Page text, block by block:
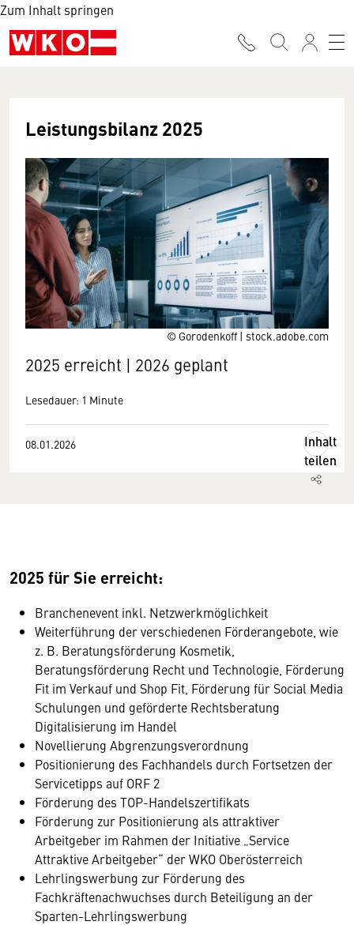
Zum Inhalt springen
© Gorodenkoff | stock.adobe.com
Leistungsbilanz 2025
2025 erreicht | 2026 geplant
Lesedauer: 1 Minute
08.01.2026
Inhalt
teilen
2025 für Sie erreicht:
Branchenevent inkl. Netzwerkmöglichkeit
Weiterführung der verschiedenen Förderangebote, wie
z. B. Beratungsförderung Kosmetik,
Beratungsförderung Recht und Technologie, Förderung
Fit im Verkauf und Shop Fit, Förderung für Social Media
Schulungen und geförderte Rechtsberatung
Digitalisierung im Handel
Novellierung Abgrenzungsverordnung
Positionierung des Fachhandels durch Fortsetzen der
Servicetipps auf ORF 2
Förderung des TOP-Handelszertifikats
Förderung zur Positionierung als attraktiver
Arbeitgeber im Rahmen der Initiative „Service
Attraktive Arbeitgeber“ der WKO Oberösterreich
Lehrlingswerbung zur Förderung des
Fachkräftenachwuchses durch Beteiligung an der
Sparten-Lehrlingswerbung